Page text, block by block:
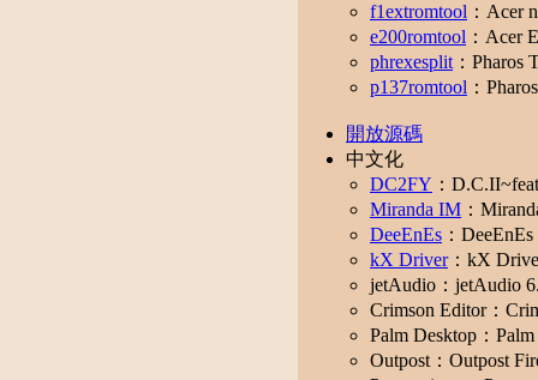
f1extromtool ：Acer
e200romtool ：Acer
phrexesplit ：Pharos
p137romtool ：
開放源碼
中文化
DC2FY ：
Miranda IM ：
DeeEnEs ：
kX Driver：kX
jetAudio：jetAudio
Crimson Editor：
Palm Desktop：
Outpost：Outpost